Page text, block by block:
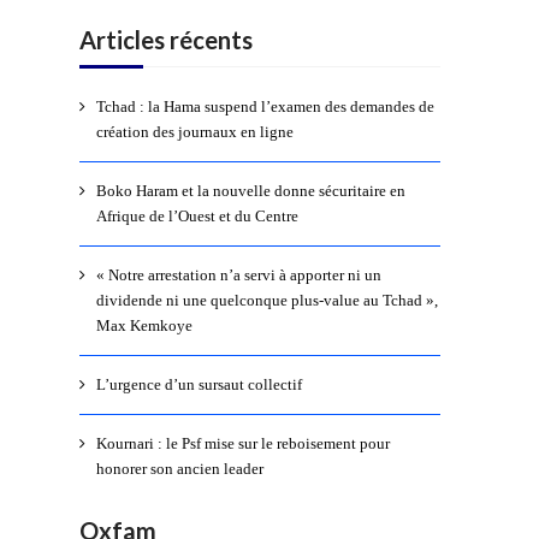
Articles récents
Tchad : la Hama suspend l’examen des demandes de
création des journaux en ligne
Boko Haram et la nouvelle donne sécuritaire en
Afrique de l’Ouest et du Centre
« Notre arrestation n’a servi à apporter ni un
dividende ni une quelconque plus-value au Tchad »,
Max Kemkoye
L’urgence d’un sursaut collectif
Kournari : le Psf mise sur le reboisement pour
honorer son ancien leader
Oxfam